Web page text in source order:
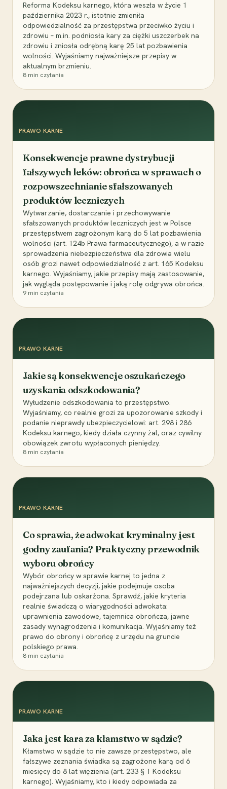
Reforma Kodeksu karnego, która weszła w życie 1
października 2023 r., istotnie zmieniła
odpowiedzialność za przestępstwa przeciwko życiu i
zdrowiu – m.in. podniosła kary za ciężki uszczerbek na
zdrowiu i zniosła odrębną karę 25 lat pozbawienia
wolności. Wyjaśniamy najważniejsze przepisy w
aktualnym brzmieniu.
8 min czytania
PRAWO KARNE
Konsekwencje prawne dystrybucji
fałszywych leków: obrońca w sprawach o
rozpowszechnianie sfałszowanych
produktów leczniczych
Wytwarzanie, dostarczanie i przechowywanie
sfałszowanych produktów leczniczych jest w Polsce
przestępstwem zagrożonym karą do 5 lat pozbawienia
wolności (art. 124b Prawa farmaceutycznego), a w razie
sprowadzenia niebezpieczeństwa dla zdrowia wielu
osób grozi nawet odpowiedzialność z art. 165 Kodeksu
karnego. Wyjaśniamy, jakie przepisy mają zastosowanie,
jak wygląda postępowanie i jaką rolę odgrywa obrońca.
9 min czytania
PRAWO KARNE
Jakie są konsekwencje oszukańczego
uzyskania odszkodowania?
Wyłudzenie odszkodowania to przestępstwo.
Wyjaśniamy, co realnie grozi za upozorowanie szkody i
podanie nieprawdy ubezpieczycielowi: art. 298 i 286
Kodeksu karnego, kiedy działa czynny żal, oraz cywilny
obowiązek zwrotu wypłaconych pieniędzy.
8 min czytania
PRAWO KARNE
Co sprawia, że adwokat kryminalny jest
godny zaufania? Praktyczny przewodnik
wyboru obrońcy
Wybór obrońcy w sprawie karnej to jedna z
najważniejszych decyzji, jakie podejmuje osoba
podejrzana lub oskarżona. Sprawdź, jakie kryteria
realnie świadczą o wiarygodności adwokata:
uprawnienia zawodowe, tajemnica obrończa, jawne
zasady wynagrodzenia i komunikacja. Wyjaśniamy też
prawo do obrony i obrońcę z urzędu na gruncie
polskiego prawa.
8 min czytania
PRAWO KARNE
Jaka jest kara za kłamstwo w sądzie?
Kłamstwo w sądzie to nie zawsze przestępstwo, ale
fałszywe zeznania świadka są zagrożone karą od 6
miesięcy do 8 lat więzienia (art. 233 § 1 Kodeksu
karnego). Wyjaśniamy, kto i kiedy odpowiada za